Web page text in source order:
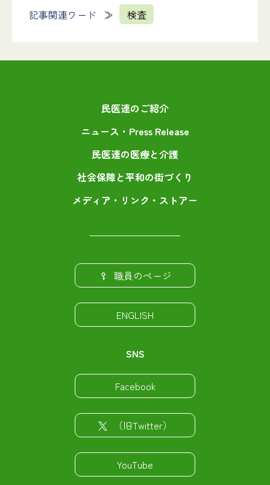
記事関連ワード 検査
民医連のご紹介
ニュース・Press Release
民医連の医療と介護
社会保障と平和の街づくり
メディア・リンク・ストアー
職員のページ
ENGLISH
SNS
Facebook
（旧Twitter）
YouTube